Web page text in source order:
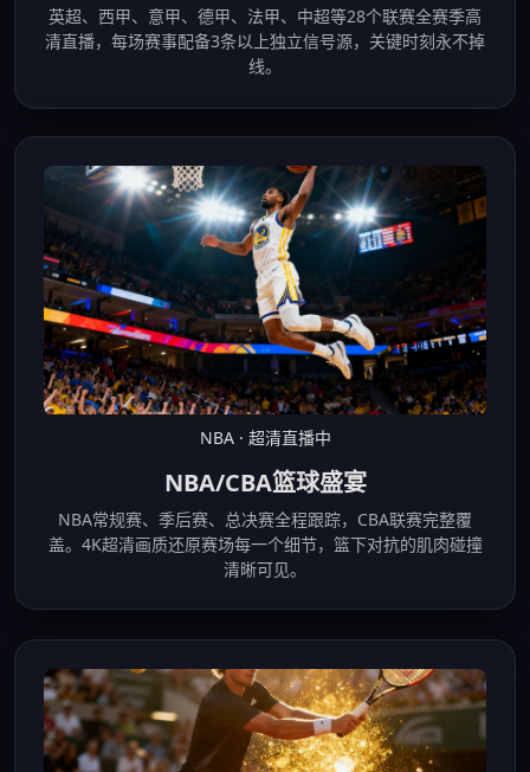
英超、西甲、意甲、德甲、法甲、中超等28个联赛全赛季高
清直播，每场赛事配备3条以上独立信号源，关键时刻永不掉
线。
NBA · 超清直播中
NBA/CBA篮球盛宴
NBA常规赛、季后赛、总决赛全程跟踪，CBA联赛完整覆
盖。4K超清画质还原赛场每一个细节，篮下对抗的肌肉碰撞
清晰可见。